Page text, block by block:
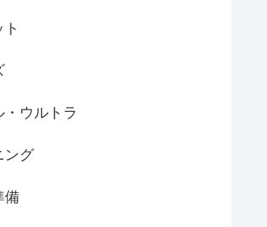
・ウルトラ
ング
備